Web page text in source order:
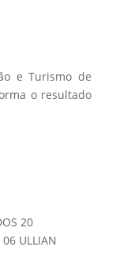
e Turismo de
o resultado
20
06 ULLIAN